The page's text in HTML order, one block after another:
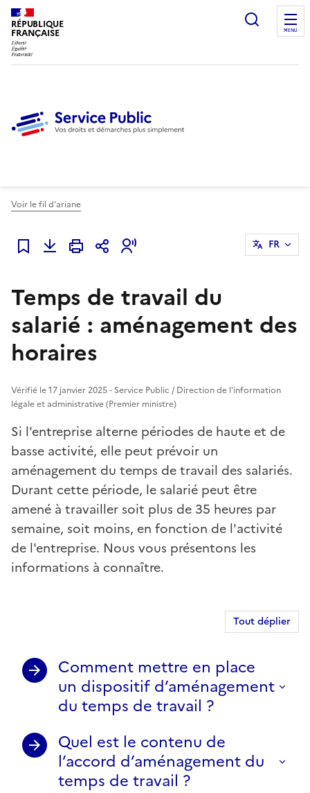
RÉPUBLIQUE
FRANÇAISE
Ouvrir
MENU
Voir le fil d'ariane
Ajouter à mes favoris
FR
Temps de travail du
salarié : aménagement des
horaires
Vérifié le 17 janvier 2025 - Service Public / Direction de l'information
légale et administrative (Premier ministre)
Si l'entreprise alterne périodes de haute et de
basse activité, elle peut prévoir un
aménagement du temps de travail des salariés.
Durant cette période, le salarié peut être
amené à travailler soit plus de 35 heures par
semaine, soit moins, en fonction de l'activité
de l'entreprise. Nous vous présentons les
informations à connaître.
Tout déplier
Comment mettre en place
un dispositif d’aménagement
du temps de travail ?
Quel est le contenu de
l’accord d’aménagement du
temps de travail ?